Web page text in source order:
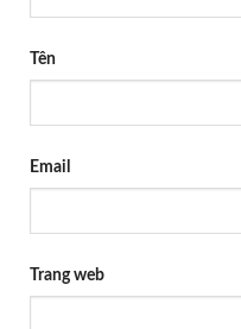
Tên
Email
Trang web